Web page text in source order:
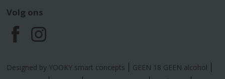
Volg ons
F
a
I
n
Designed by YOOKY smart concepts
GEEN 18 GEEN alcohol